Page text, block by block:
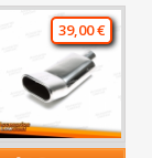
39,00 €